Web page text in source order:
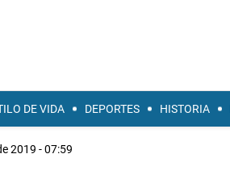
DE VIDA DEPORTES HISTORIA
2019 - 07:59